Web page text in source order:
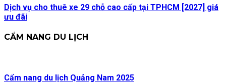
Dịch vụ cho thuê xe 29 chỗ cao cấp tại TPHCM [2027] giá
ưu đãi
CẨM NANG DU LỊCH
Cẩm nang du lịch Quảng Nam 2025